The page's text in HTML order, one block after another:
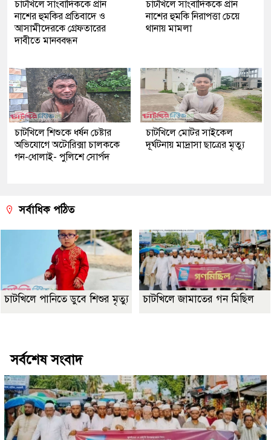
চাটখিলে সাংবাদিককে প্রান
নাশের হুমকির প্রতিবাদে ও
আসামীদেরকে গ্রেফতারের
দাবীতে মানববন্ধন
চাটখিলে সাংবাদিককে প্রান
নাশের হুমকি নিরাপত্তা চেয়ে
থানায় মামলা
চাটখিলে শিশুকে ধর্ষন চেষ্টার
অভিযোগে অটোরিক্সা চালককে
গন-ধোলাই- পুলিশে সোর্পদ
চাটখিলে মোটর সাইকেল
দূর্ঘটনায় মাদ্রাসা ছাত্রের মৃত্যু
সর্বাধিক পঠিত
চাটখিলে পানিতে ডুবে শিশুর মৃত্যু চাটখিলে জামাতের গন মিছিল
সর্বশেষ সংবাদ